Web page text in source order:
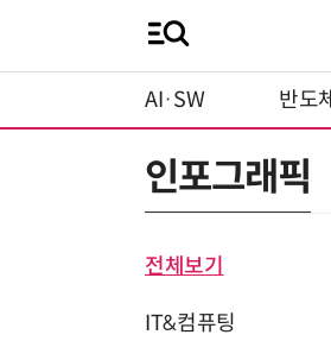
AI·SW 반도체
인포그래픽
전체보기
IT&컴퓨팅